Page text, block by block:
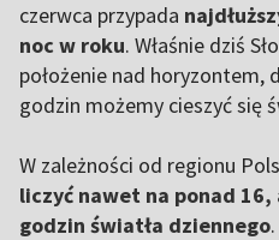
czerwca przypada
noc w roku. Właśnie dziś
położenie nad horyzontem,
godzin możemy cieszyć się
W zależności od regionu
liczyć nawet na ponad
godzin światła dziennego